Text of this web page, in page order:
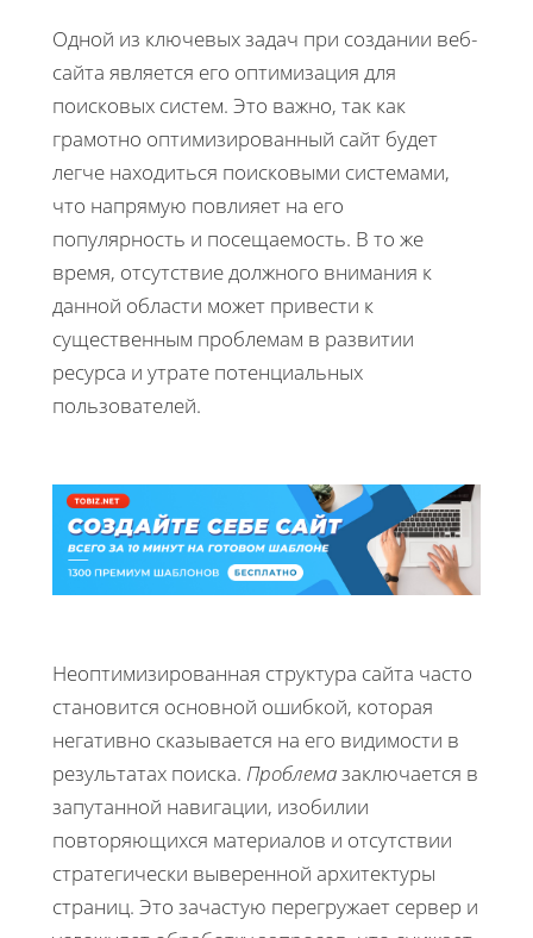
Одной из ключевых задач при создании веб-
сайта является его оптимизация для
поисковых систем. Это важно, так как
грамотно оптимизированный сайт будет
легче находиться поисковыми системами,
что напрямую повлияет на его
популярность и посещаемость. В то же
время, отсутствие должного внимания к
данной области может привести к
существенным проблемам в развитии
ресурса и утрате потенциальных
пользователей.
Неоптимизированная структура сайта часто
становится основной ошибкой, которая
негативно сказывается на его видимости в
результатах поиска. Проблемазаключается в
запутанной навигации, изобилии
повторяющихся материалов и отсутствии
стратегически выверенной архитектуры
страниц. Это зачастую перегружает сервер и